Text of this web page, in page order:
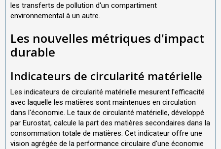
les transferts de pollution d'un compartiment
environnemental à un autre.
Les nouvelles métriques d'impact
durable
Indicateurs de circularité matérielle
Les indicateurs de circularité matérielle mesurent l'efficacité
avec laquelle les matières sont maintenues en circulation
dans l'économie. Le taux de circularité matérielle, développé
par Eurostat, calcule la part des matières secondaires dans la
consommation totale de matières. Cet indicateur offre une
vision agrégée de la performance circulaire d'une économie